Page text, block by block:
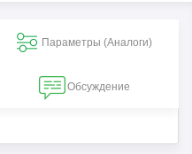
Параметры (Aналоги)
Обсуждение